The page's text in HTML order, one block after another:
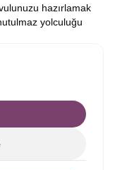
hazırlamak
yolculuğu